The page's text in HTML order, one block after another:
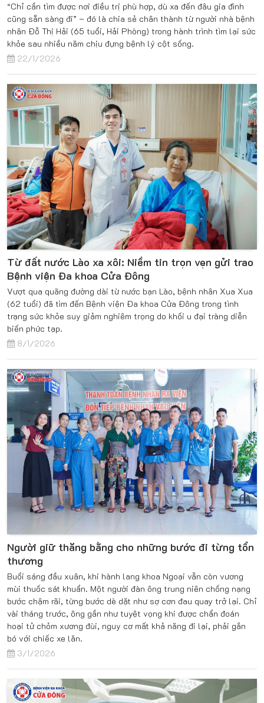
“Chỉ cần tìm được nơi điều trị phù hợp, dù xa đến đâu gia đình
cũng sẵn sàng đi” – đó là chia sẻ chân thành từ người nhà bệnh
nhân Đỗ Thị Hải (65 tuổi, Hải Phòng) trong hành trình tìm lại sức
khỏe sau nhiều năm chịu đựng bệnh lý cột sống.
22/1/2026
Từ đất nước Lào xa xôi: Niềm tin trọn vẹn gửi trao
Bệnh viện Đa khoa Cửa Đông
Vượt qua quãng đường dài từ nước bạn Lào, bệnh nhân Xua Xua
(62 tuổi) đã tìm đến Bệnh viện Đa khoa Cửa Đông trong tình
trạng sức khỏe suy giảm nghiêm trọng do khối u đại tràng diễn
biến phức tạp.
8/1/2026
Người giữ thăng bằng cho những bước đi từng tổn
thương
Buổi sáng đầu xuân, khi hành lang khoa Ngoại vẫn còn vương
mùi thuốc sát khuẩn. Một người đàn ông trung niên chống nạng
bước chậm rãi, từng bước dè dặt như sợ cơn đau quay trở lại. Chỉ
vài tháng trước, ông gần như tuyệt vọng khi được chẩn đoán
hoại tử chỏm xương đùi, nguy cơ mất khả năng đi lại, phải gắn
bó với chiếc xe lăn.
3/1/2026